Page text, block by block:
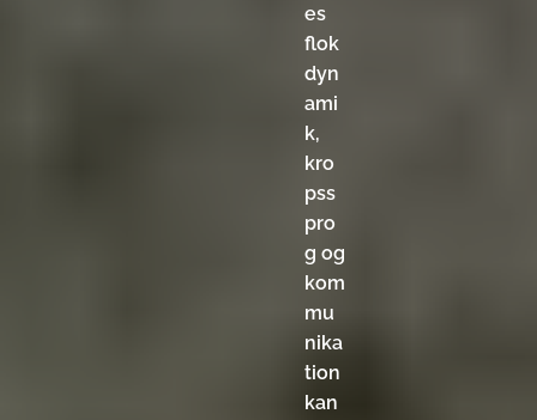
es
flok
dyn
ami
k,
kro
pss
pro
g og
kom
mu
nika
tion
kan